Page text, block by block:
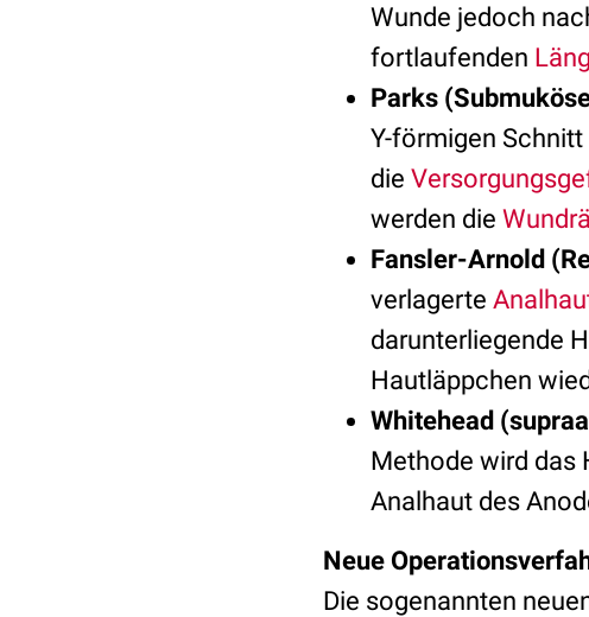
Wunde jedoch
fortlaufenden
Parks
Y-förmigen
die
werden die
Fansler-Arnold
verlagerte
darunterliegende
Hautläppchen
Whitehead
Methode wird das
Analhaut des
Neue
Die sogenannten